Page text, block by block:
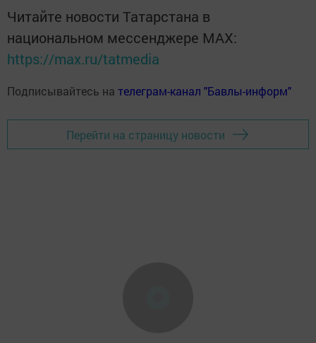
Читайте новости Татарстана в
национальном мессенджере MАХ:
https://max.ru/tatmedia
Подписывайтесь на телеграм-канал "Бавлы-информ"
Перейти на страницу новости